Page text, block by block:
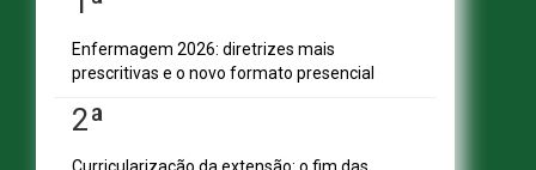
Enfermagem 2026: diretrizes mais
prescritivas e o novo formato presencial
2ª
Curricularização da extensão: o fim das
SHN Qd. 01, Bl. "F", Entrada "A", Conj. "A"
Edifício Vision Work & Live, 9º andar
CEP: 70.701-060 - Asa Norte, Brasília/DF
Fone: (61) 3961-9832 | E-mail:
abmes@abmes.org.br